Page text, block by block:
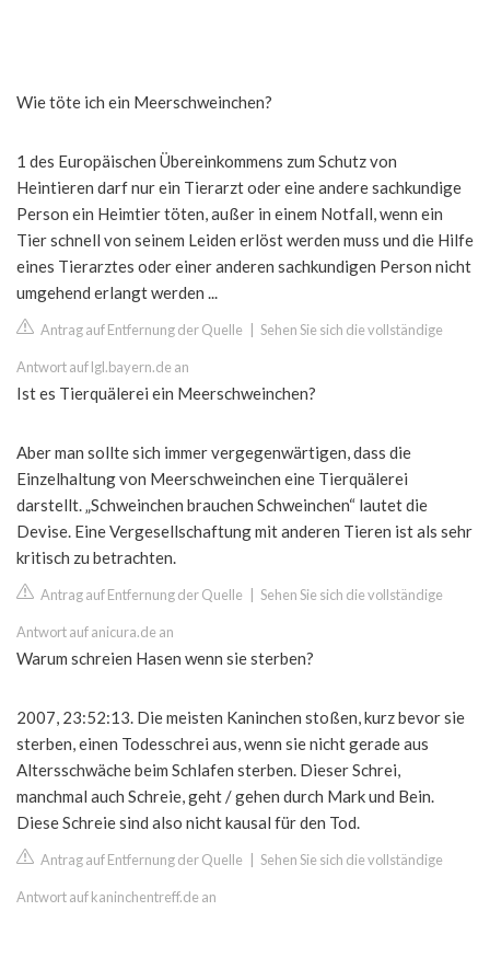
Wie töte ich ein Meerschweinchen?
1 des Europäischen Übereinkommens zum Schutz von
Heintieren darf nur ein Tierarzt oder eine andere sachkundige
Person ein Heimtier töten, außer in einem Notfall, wenn ein
Tier schnell von seinem Leiden erlöst werden muss und die Hilfe
eines Tierarztes oder einer anderen sachkundigen Person nicht
umgehend erlangt werden ...
Antrag auf Entfernung der Quelle Sehen Sie sich die vollständige
Antwort auf lgl.bayern.de an
Ist es Tierquälerei ein Meerschweinchen?
Aber man sollte sich immer vergegenwärtigen, dass die
Einzelhaltung von Meerschweinchen eine Tierquälerei
darstellt. „Schweinchen brauchen Schweinchen“ lautet die
Devise. Eine Vergesellschaftung mit anderen Tieren ist als sehr
kritisch zu betrachten.
Antrag auf Entfernung der Quelle Sehen Sie sich die vollständige
Antwort auf anicura.de an
Warum schreien Hasen wenn sie sterben?
2007, 23:52:13. Die meisten Kaninchen stoßen, kurz bevor sie
sterben, einen Todesschrei aus, wenn sie nicht gerade aus
Altersschwäche beim Schlafen sterben. Dieser Schrei,
manchmal auch Schreie, geht / gehen durch Mark und Bein.
Diese Schreie sind also nicht kausal für den Tod.
Antrag auf Entfernung der Quelle Sehen Sie sich die vollständige
Antwort auf kaninchentreff.de an